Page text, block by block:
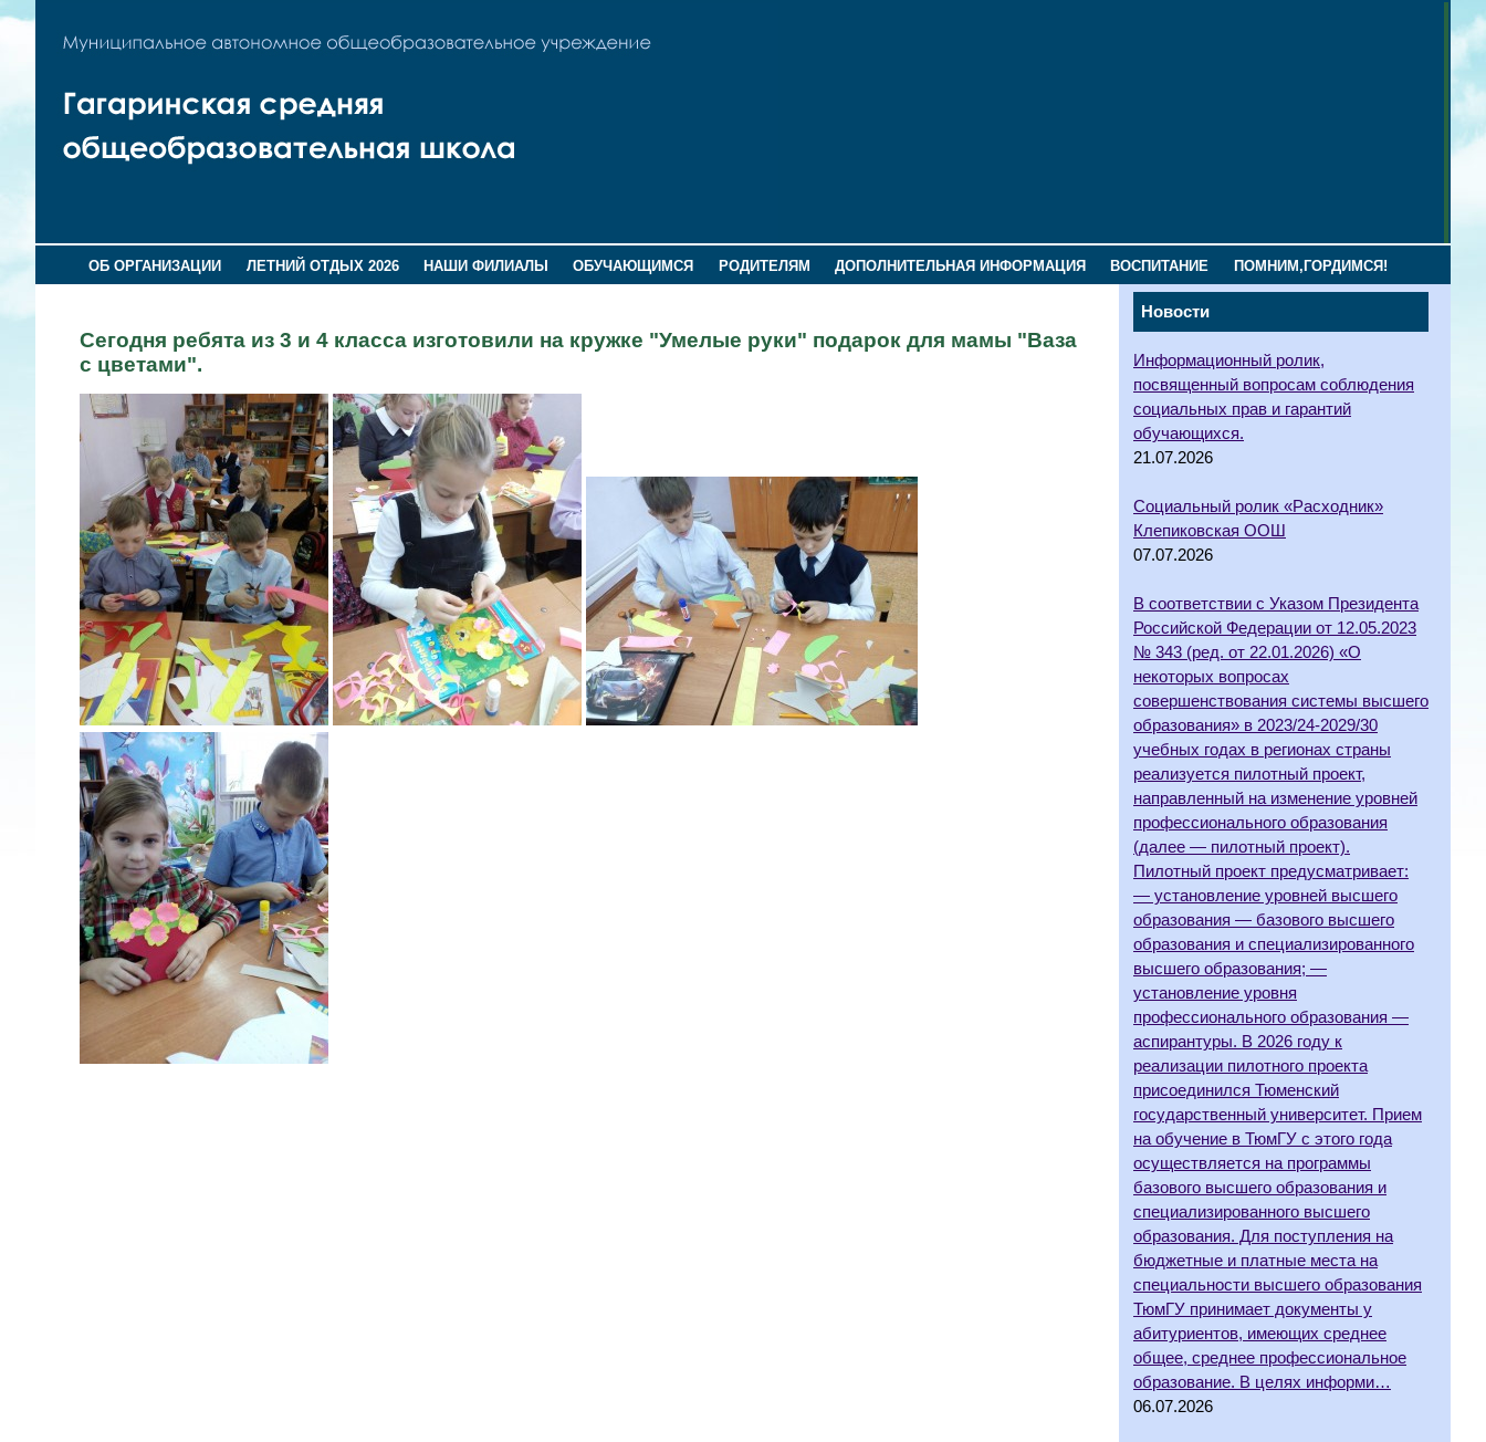
ОБ ОРГАНИЗАЦИИ ЛЕТНИЙ ОТДЫХ 2026 НАШИ ФИЛИАЛЫ ОБУЧАЮЩИМСЯ РОДИТЕЛЯМ ДОПОЛНИТЕЛЬНАЯ ИНФОРМАЦИЯ ВОСПИТАНИЕ ПОМНИМ,ГОРДИМСЯ!
Новости
Информационный ролик,
посвященный вопросам соблюдения
социальных прав и гарантий
обучающихся.
21.07.2026
Социальный ролик «Расходник»
Клепиковская ООШ
07.07.2026
В соответствии с Указом Президента
Российской Федерации от 12.05.2023
№ 343 (ред. от 22.01.2026) «О
некоторых вопросах
совершенствования системы высшего
образования» в 2023/24-2029/30
учебных годах в регионах страны
реализуется пилотный проект,
направленный на изменение уровней
профессионального образования
(далее — пилотный проект).
Пилотный проект предусматривает:
— установление уровней высшего
образования — базового высшего
образования и специализированного
высшего образования; —
установление уровня
профессионального образования —
аспирантуры. В 2026 году к
реализации пилотного проекта
присоединился Тюменский
государственный университет. Прием
на обучение в ТюмГУ с этого года
осуществляется на программы
базового высшего образования и
специализированного высшего
образования. Для поступления на
бюджетные и платные места на
специальности высшего образования
ТюмГУ принимает документы у
абитуриентов, имеющих среднее
общее, среднее профессиональное
образование. В целях информи…
06.07.2026
Сегодня ребята из 3 и 4 класса изготовили на кружке "Умелые руки" подарок для мамы "Ваза
с цветами".